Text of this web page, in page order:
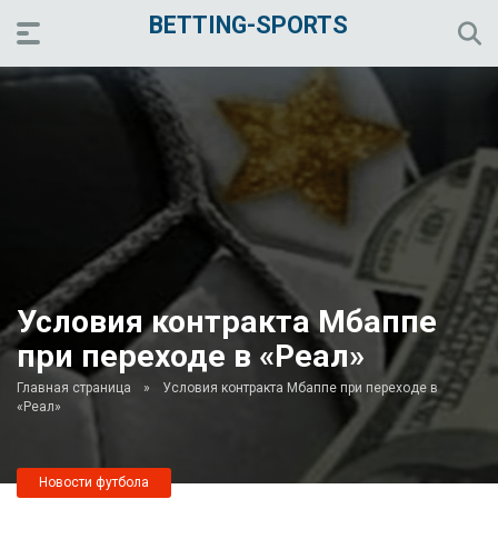
BETTING-SPORTS
Условия контракта Мбаппе
при переходе в «Реал»
Главная страница »
Условия контракта Мбаппе при переходе в
«Реал»
Новости футбола